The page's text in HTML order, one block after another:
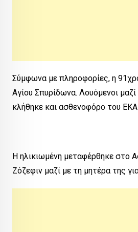
Σύμφωνα με πληροφορίες, η
Αγίου Σπυρίδωνα. Λουόμενοι
κλήθηκε και ασθενοφόρο του
Η ηλικιωμένη μεταφέρθηκε στο
Ζόζεφιν μαζί με τη μητέρα της